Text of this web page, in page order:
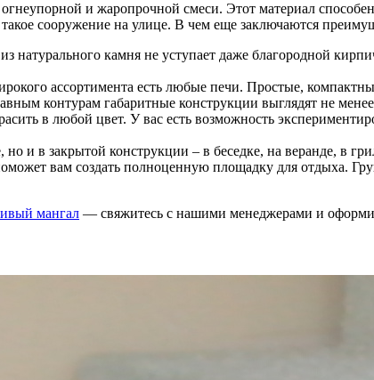
и жаропрочной смеси. Этот материал
сооружение на улице. В чем еще заключаются
натурального камня не уступает даже благородной
ассортимента есть любые печи. Простые,
контурам габаритные конструкции выглядят не
в любой цвет. У вас есть возможность
и в закрытой конструкции – в беседке, на веранде, в
вам создать полноценную площадку для отдыха.
мангал — свяжитесь с нашими менеджерами и